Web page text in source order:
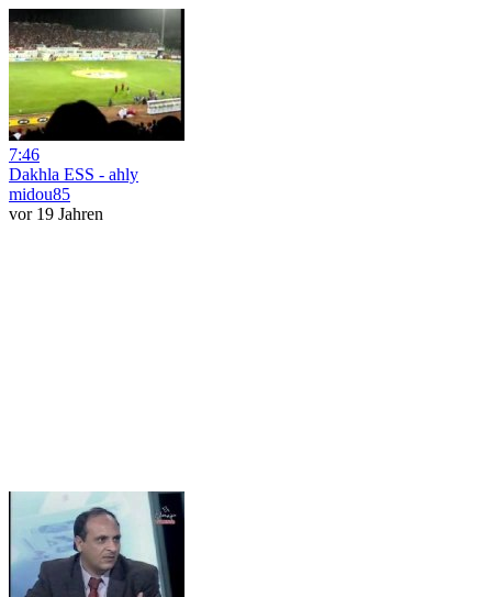
7:46
Dakhla ESS - ahly
midou85
vor 19 Jahren